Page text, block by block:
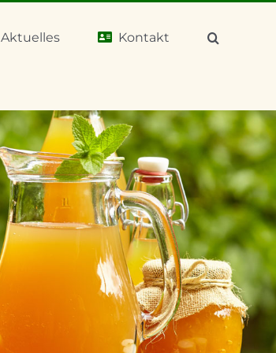
Aktuelles Kontakt